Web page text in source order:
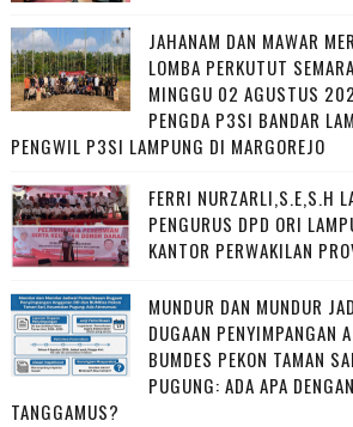
JAHANAM DAN MAWAR
LOMBA PERKUTUT
MINGGU 02 AGUSTUS
PENGDA P3SI BANDAR
PENGWIL P3SI LAMPUNG DI MARGOREJO
FERRI NURZARLI,S.E,S.H
PENGURUS DPD ORI
KANTOR PERWAKILAN
MUNDUR DAN MUNDUR
DUGAAN PENYIMPANGAN
BUMDES PEKON TAMAN
PUGUNG: ADA APA
TANGGAMUS?